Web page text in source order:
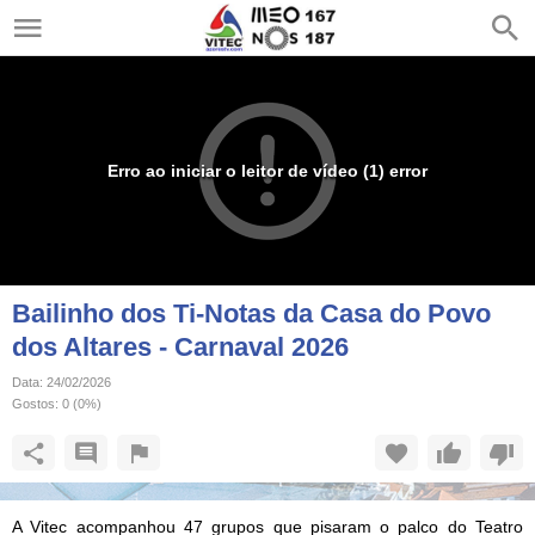
Erro ao iniciar o leitor de vídeo (1) error
Bailinho dos Ti-Notas da Casa do Povo
dos Altares - Carnaval 2026
Data: 24/02/2026
Gostos: 0 (0%)
A Vitec acompanhou 47 grupos que pisaram o palco do Teatro